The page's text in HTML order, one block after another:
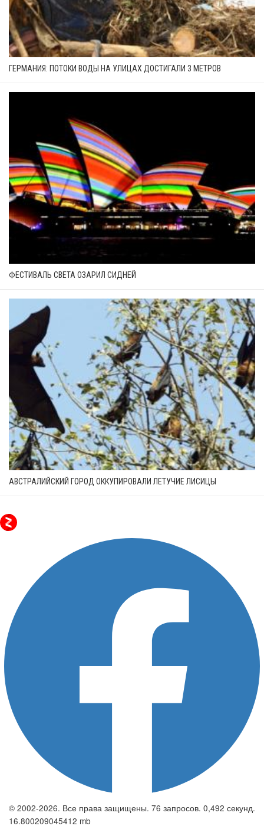
ГЕРМАНИЯ: ПОТОКИ ВОДЫ НА УЛИЦАХ ДОСТИГАЛИ 3 МЕТРОВ
ФЕСТИВАЛЬ СВЕТА ОЗАРИЛ СИДНЕЙ
АВСТРАЛИЙСКИЙ ГОРОД ОККУПИРОВАЛИ ЛЕТУЧИЕ ЛИСИЦЫ
© 2002-2026. Все права защищены. 76 запросов. 0,492 секунд.
16.800209045412 mb